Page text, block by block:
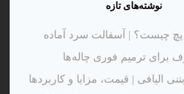
نوشته‌های تازه
چیست؟ | آسفالت سرد آماده
برای ترمیم فوری چاله‌ها
الیافی | قیمت، مزایا و کاربردها